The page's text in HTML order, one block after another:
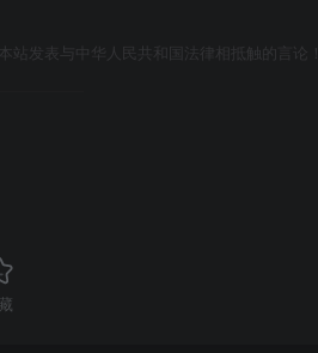
站发表与中华人民共和国法律相抵触的言论